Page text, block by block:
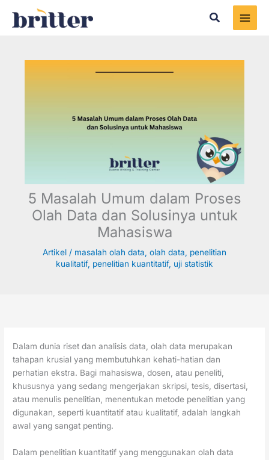
Search
5 Masalah Umum dalam Proses
Olah Data dan Solusinya untuk
Mahasiswa
Artikel / masalah olah data, olah data, penelitian
kualitatif, penelitian kuantitatif, uji statistik
Dalam dunia riset dan analisis data, olah data merupakan
tahapan krusial yang membutuhkan kehati-hatian dan
perhatian ekstra. Bagi mahasiswa, dosen, atau peneliti,
khususnya yang sedang mengerjakan skripsi, tesis, disertasi,
atau menulis penelitian, menentukan metode penelitian yang
digunakan, seperti kuantitatif atau kualitatif, adalah langkah
awal yang sangat penting.
Dalam penelitian kuantitatif yang menggunakan olah data